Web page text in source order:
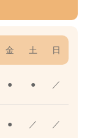
金 土 日
● ● ／
● ／ ／